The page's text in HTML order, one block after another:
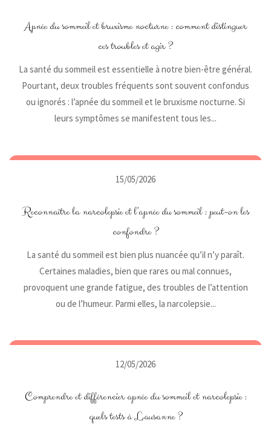
Apnée du sommeil et bruxisme nocturne : comment distinguer
ces troubles et agir ?
La santé du sommeil est essentielle à notre bien-être général.
Pourtant, deux troubles fréquents sont souvent confondus
ou ignorés : l’apnée du sommeil et le bruxisme nocturne. Si
leurs symptômes se manifestent tous les...
15/05/2026
Reconnaître la narcolepsie et l’apnée du sommeil : peut-on les
confondre ?
La santé du sommeil est bien plus nuancée qu’il n’y paraît.
Certaines maladies, bien que rares ou mal connues,
provoquent une grande fatigue, des troubles de l’attention
ou de l’humeur. Parmi elles, la narcolepsie...
12/05/2026
Comprendre et différencier apnée du sommeil et narcolepsie :
quels tests à Lausanne ?